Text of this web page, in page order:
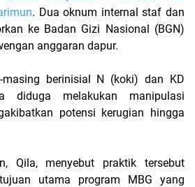
. Dua oknum internal staf dan
ke Badan Gizi Nasional (BGN)
anggaran dapur.
masing berinisial N (koki) dan KD
diduga melakukan manipulasi
potensi kerugian hingga
Qila, menyebut praktik tersebut
utama program MBG yang